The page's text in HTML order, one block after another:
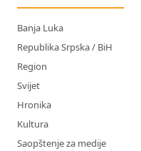
Banja Luka
Republika Srpska / BiH
Region
Svijet
Hronika
Kultura
Saopštenje za medije